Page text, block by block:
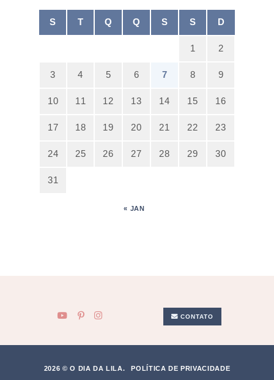
S T Q Q S S D
1 2
3 4 5 6 7 8 9
10 11 12 13 14 15 16
17 18 19 20 21 22 23
24 25 26 27 28 29 30
31
« JAN
CONTATO
2026 © O DIA DA LILA. POLÍTICA DE PRIVACIDADE